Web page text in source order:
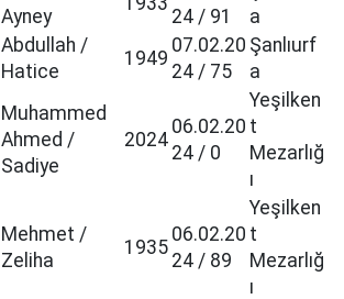
Ayney
24 / 91
a
Abdullah /
Hatice
1949
07.02.20
24 / 75
Şanlıurf
a
Muhammed
Ahmed /
Sadiye
2024
06.02.20
24 / 0
Yeşilken
t
Mezarlığ
ı
Mehmet /
Zeliha
1935
06.02.20
24 / 89
Yeşilken
t
Mezarlığ
ı